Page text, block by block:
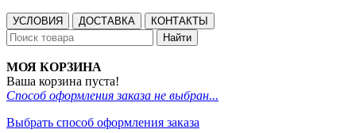
УСЛОВИЯ ДОСТАВКА
КОНТАКТЫ
Найти
МОЯ КОРЗИНА
Ваша корзина пуста!
Способ оформления заказа не выбран...
Выбрать способ оформления заказа